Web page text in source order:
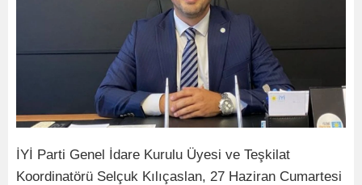
İYİ Parti Genel İdare Kurulu Üyesi ve Teşkilat
Koordinatörü Selçuk Kılıçaslan, 27 Haziran Cumartesi